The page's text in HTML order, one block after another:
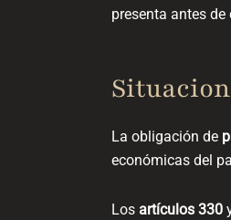
presenta antes
La obligación de
económicas del
Los artículos 330